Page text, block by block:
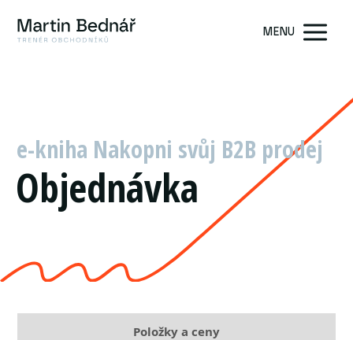
MENU
e-kniha Nakopni svůj B2B prodej
Objednávka
Položky a ceny